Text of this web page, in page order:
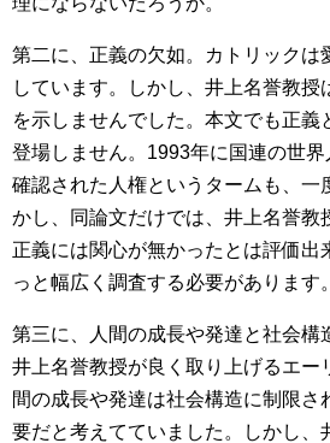
第二に、正義の欠如。カトリックは
しています。しかし、井上名誉教授
を示しませんでした。本文でも正義
登場しません。1993年に国連の世
確認された人権というタームも、一
かし、同論文だけでは、井上名誉教
正義には関心が無かったとは評価出
っと幅広く調査する必要があります。
第三に、人間の成長や発達と社会構
井上名誉教授が良く取り上げるエー
間の成長や発達は社会構造に制限さ
要だと考えてていました。しかし、